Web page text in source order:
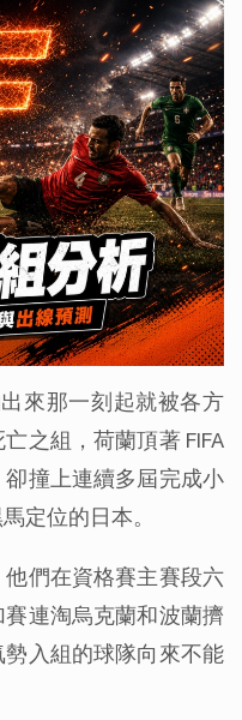
來那一刻起就被各方
之組，荷蘭頂著 FIFA
撞上連續多屆完成小
定位的日本。
們在資格賽主賽段六
連淘烏克蘭和波蘭擠
入組的球隊向來不能